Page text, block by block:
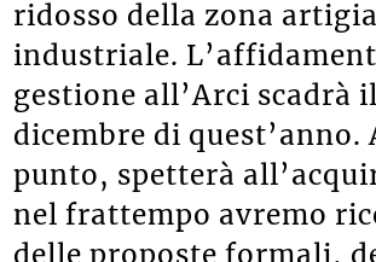
ridosso della zona
industriale.
gestione all’Arci scadrà
dicembre di quest’anno.
punto, spetterà
nel frattempo avremo
delle proposte formali,